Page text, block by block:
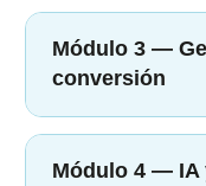
Módulo 3 —
conversión
Módulo 4 — IA